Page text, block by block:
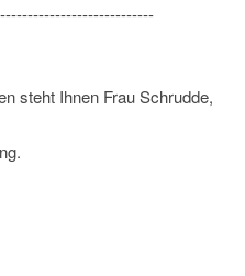
steht Ihnen Frau Schrudde,